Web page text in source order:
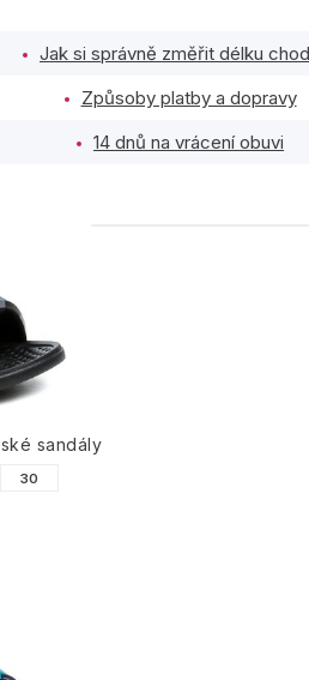
Jak si správně změřit délku
Způsoby platby a dopravy
14 dnů na vrácení obuvi
sandály
30